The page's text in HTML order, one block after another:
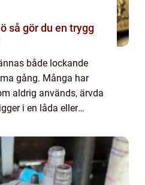
både lockande
gång. Många har
aldrig används, ärvda
i en låda eller
rör sig uppåt väcks